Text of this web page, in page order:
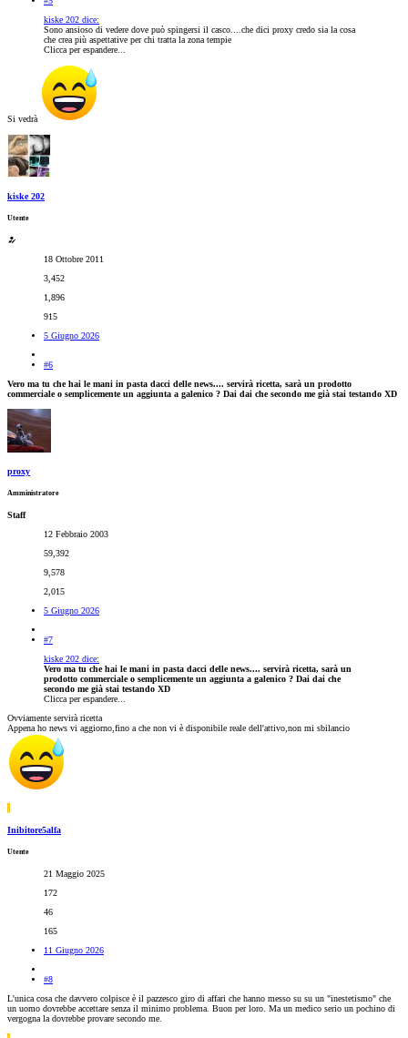
kiske 202 dice:
Sono ansioso di vedere dove può spingersi il casco....che dici proxy credo sia la cosa
che crea più aspettative per chi tratta la zona tempie
Clicca per espandere...
Si vedrà
kiske 202
Utente
18 Ottobre 2011
3,452
1,896
915
5 Giugno 2026
#6
Vero ma tu che hai le mani in pasta dacci delle news.... servirà ricetta, sarà un prodotto
commerciale o semplicemente un aggiunta a galenico ? Dai dai che secondo me già stai testando XD
proxy
Amministratore
Staff
12 Febbraio 2003
59,392
9,578
2,015
5 Giugno 2026
#7
kiske 202 dice:
Vero ma tu che hai le mani in pasta dacci delle news.... servirà ricetta, sarà un
prodotto commerciale o semplicemente un aggiunta a galenico ? Dai dai che
secondo me già stai testando XD
Clicca per espandere...
Ovviamente servirà ricetta
Appena ho news vi aggiorno,fino a che non vi è disponibile reale dell'attivo,non mi sbilancio
I
Inibitore5alfa
Utente
21 Maggio 2025
172
46
165
11 Giugno 2026
#8
L'unica cosa che davvero colpisce è il pazzesco giro di affari che hanno messo su su un "inestetismo" che
un uomo dovrebbe accettare senza il minimo problema. Buon per loro. Ma un medico serio un pochino di
vergogna la dovrebbe provare secondo me.